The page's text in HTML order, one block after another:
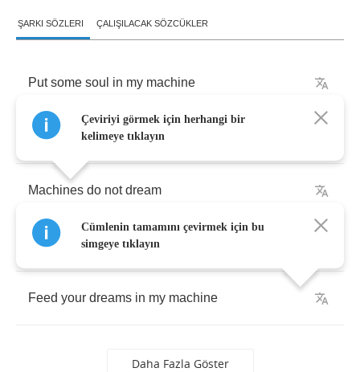
ŞARKI SÖZLERI ÇALIŞILACAK SÖZCÜKLER
Put some soul in my machine
Put some soul in my machine
Machines do not dream
Feed your dreams in my
Feed your dreams in my machine
Daha Fazla Göster
Çeviriyi görmek için herhangi bir
kelimeye tıklayın
Cümlenin tamamını çevirmek için bu
simgeye tıklayın